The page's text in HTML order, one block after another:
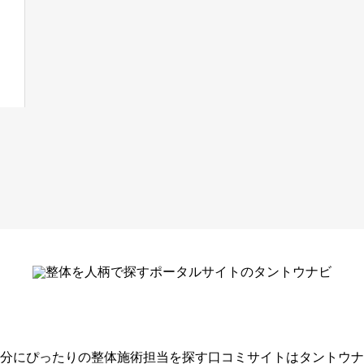
にぴったりの整体施術担当を探す口コミサイトはタントウ